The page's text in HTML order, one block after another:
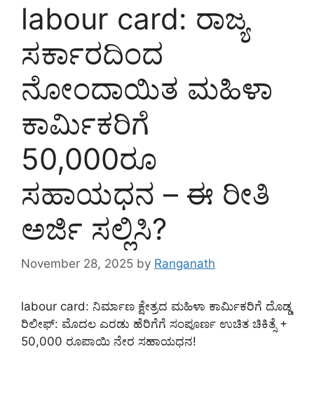
labour card: ರಾಜ್ಯ
ಸರ್ಕಾರದಿಂದ
ನೋಂದಾಯಿತ ಮಹಿಳಾ
ಕಾರ್ಮಿಕರಿಗೆ
50,000ರೂ
ಸಹಾಯಧನ – ಈ ರೀತಿ
ಅರ್ಜಿ ಸಲ್ಲಿಸಿ?
November 28, 2025 by Ranganath
labour card: ನಿರ್ಮಾಣ ಕ್ಷೇತ್ರದ ಮಹಿಳಾ ಕಾರ್ಮಿಕರಿಗೆ ದೊಡ್ಡ
ರಿಲೀಫ್: ಮೊದಲ ಎರಡು ಹೆರಿಗೆಗೆ ಸಂಪೂರ್ಣ ಉಚಿತ ಚಿಕಿತ್ಸೆ +
50,000 ರೂಪಾಯಿ ನೇರ ಸಹಾಯಧನ!